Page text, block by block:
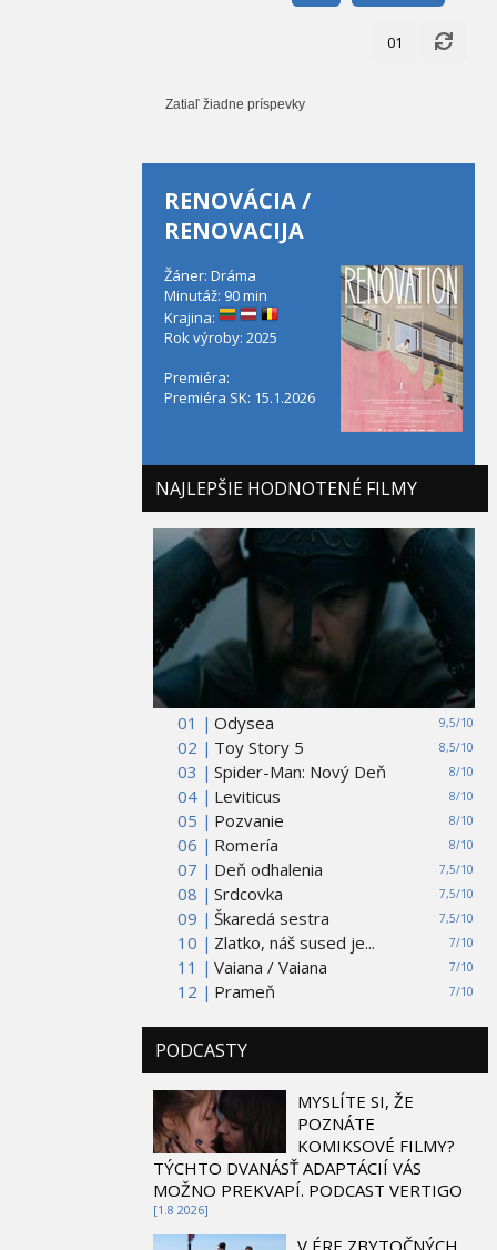
01
Zatiaľ žiadne príspevky
RENOVÁCIA /
RENOVACIJA
Žáner: Dráma
Minutáž: 90 min
Krajina:
Rok výroby: 2025
Premiéra:
Premiéra SK: 15.1.2026
NAJLEPŠIE HODNOTENÉ FILMY
01 | 9,5/10
Odysea
02 |
8,5/10
Toy Story 5
03 |
8/10
Spider-Man: Nový Deň
04 |
8/10
Leviticus
05 |
8/10
Pozvanie
06 |
8/10
Romería
07 |
7,5/10
Deň odhalenia
08 |
7,5/10
Srdcovka
09 |
7,5/10
Škaredá sestra
10 |
7/10
Zlatko, náš sused je...
11 |
7/10
Vaiana / Vaiana
12 |
7/10
Prameň
PODCASTY
MYSLÍTE SI, ŽE
POZNÁTE
KOMIKSOVÉ FILMY?
TÝCHTO DVANÁSŤ ADAPTÁCIÍ VÁS
MOŽNO PREKVAPÍ. PODCAST VERTIGO
[1.8 2026]
V ÉRE ZBYTOČNÝCH